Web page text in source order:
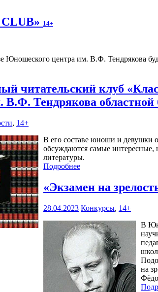
14+
Юношеского центра им. В.Ф. Тендрякова
читательский клуб
В.Ф. Тендрякова областной
, 14+
В его составе юноши и девушки
обсуждаются самые интересные,
литературы.
Подробнее
«Экзамен на
28.04.2023 Конкурсы, 14+
В
на